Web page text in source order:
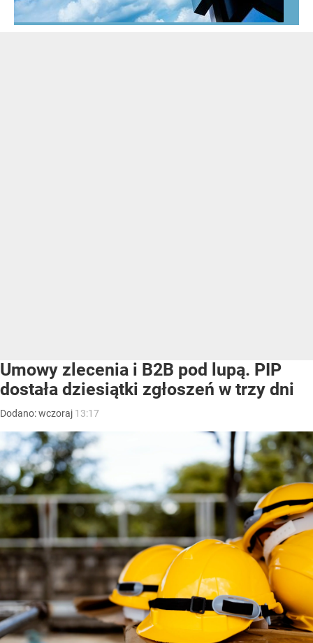
Umowy zlecenia i B2B pod lupą. PIP
dostała dziesiątki zgłoszeń w trzy dni
Dodano:wczoraj 13:17